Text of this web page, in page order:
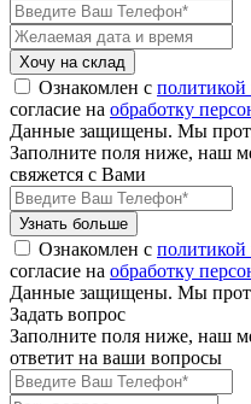
Хочу на склад
Ознакомлен с политикой
согласие на обработку
Данные защищены. Мы
Заполните поля ниже, наш
свяжется с Вами
Узнать больше
Ознакомлен с политикой
согласие на обработку
Данные защищены. Мы
Задать вопрос
Заполните поля ниже, наш
ответит на ваши вопросы